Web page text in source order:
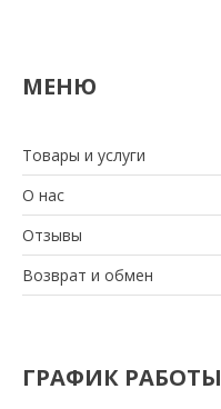
Товары и услуги
О нас
Отзывы
Возврат и обмен
ГРАФИК РАБОТЫ